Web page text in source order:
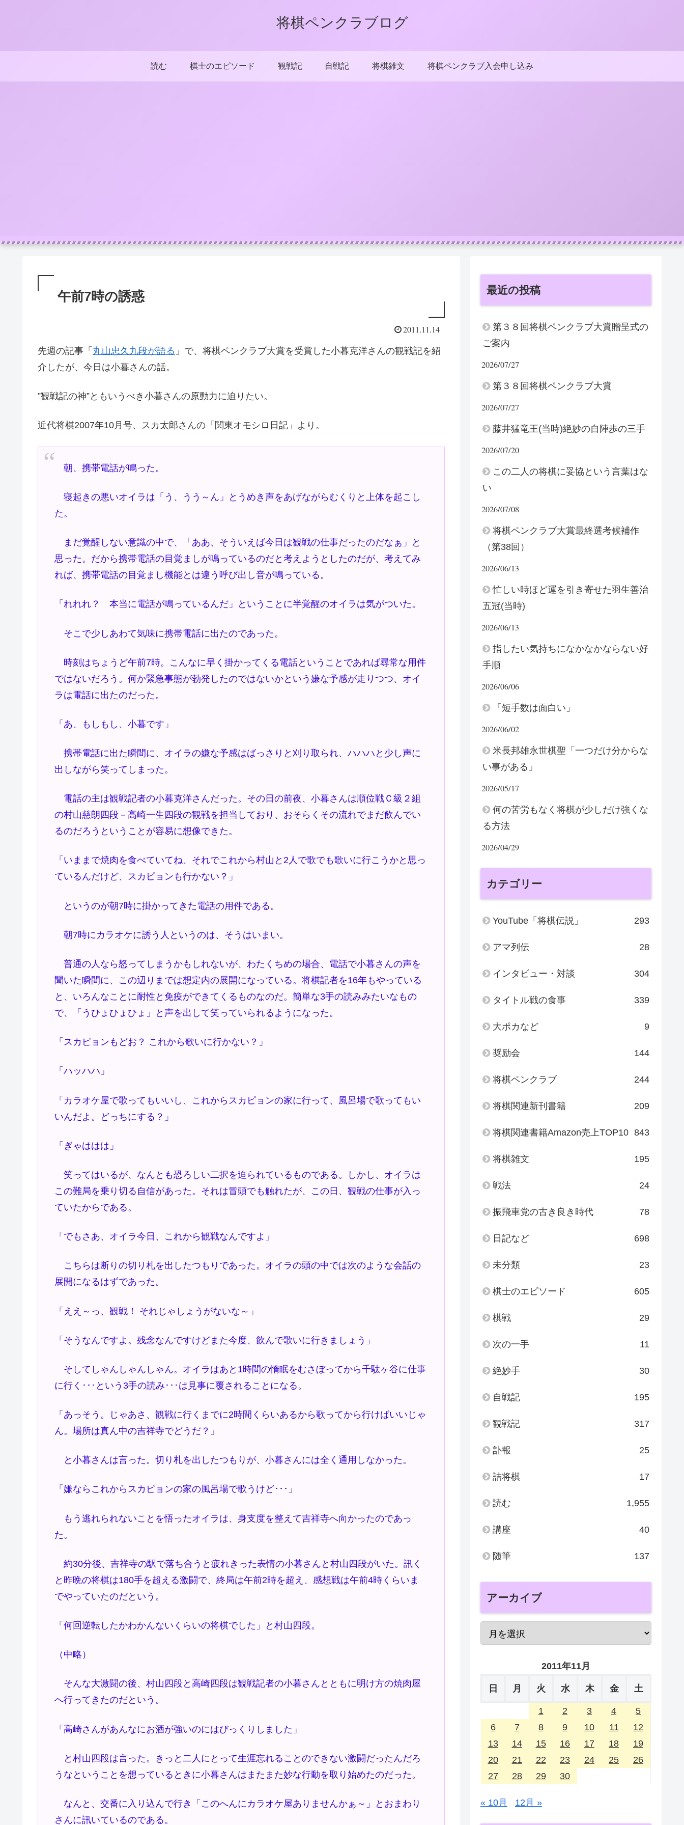
将棋ペンクラブログ
読む 棋士のエピソード 観戦記 自戦記 将棋雑文 将棋ペンクラブ入会申し込み
午前7時の誘惑
2011.11.14
先週の記事「 丸山忠久九段が語る 」で、将棋ペンクラブ大賞を受賞した小暮克洋さんの観戦記を紹
介したが、今日は小暮さんの話。
”観戦記の神”ともいうべき小暮さんの原動力に迫りたい。
近代将棋2007年10月号、スカ太郎さんの「関東オモシロ日記」より。
朝、携帯電話が鳴った。
寝起きの悪いオイラは「う、うう～ん」とうめき声をあげながらむくりと上体を起こし
た。
まだ覚醒しない意識の中で、「ああ、そういえば今日は観戦の仕事だったのだなぁ」と
思った。だから携帯電話の目覚ましが鳴っているのだと考えようとしたのだが、考えてみ
れば、携帯電話の目覚まし機能とは違う呼び出し音が鳴っている。
「れれれ？ 本当に電話が鳴っているんだ」ということに半覚醒のオイラは気がついた。
そこで少しあわて気味に携帯電話に出たのであった。
時刻はちょうど午前7時。こんなに早く掛かってくる電話ということであれば尋常な用件
ではないだろう。何か緊急事態が勃発したのではないかという嫌な予感が走りつつ、オイ
ラは電話に出たのだった。
「あ、もしもし、小暮です」
携帯電話に出た瞬間に、オイラの嫌な予感はばっさりと刈り取られ、ハハハと少し声に
出しながら笑ってしまった。
電話の主は観戦記者の小暮克洋さんだった。その日の前夜、小暮さんは順位戦Ｃ級２組
の村山慈朗四段－高崎一生四段の観戦を担当しており、おそらくその流れでまだ飲んでい
るのだろうということが容易に想像できた。
「いままで焼肉を食べていてね、それでこれから村山と2人で歌でも歌いに行こうかと思っ
ているんだけど、スカピョンも行かない？」
というのが朝7時に掛かってきた電話の用件である。
朝7時にカラオケに誘う人というのは、そうはいまい。
普通の人なら怒ってしまうかもしれないが、わたくちめの場合、電話で小暮さんの声を
聞いた瞬間に、この辺りまでは想定内の展開になっている。将棋記者を16年もやっている
と、いろんなことに耐性と免疫ができてくるものなのだ。簡単な3手の読みみたいなもの
で、「うひょひょひょ」と声を出して笑っていられるようになった。
「スカピョンもどお？ これから歌いに行かない？」
「ハッハハ」
「カラオケ屋で歌ってもいいし、これからスカピョンの家に行って、風呂場で歌ってもい
いんだよ。どっちにする？」
「ぎゃははは」
笑ってはいるが、なんとも恐ろしい二択を迫られているものである。しかし、オイラは
この難局を乗り切る自信があった。それは冒頭でも触れたが、この日、観戦の仕事が入っ
ていたからである。
「でもさあ、オイラ今日、これから観戦なんですよ」
こちらは断りの切り札を出したつもりであった。オイラの頭の中では次のような会話の
展開になるはずであった。
「ええ～っ、観戦！ それじゃしょうがないな～」
「そうなんですよ。残念なんですけどまた今度、飲んで歌いに行きましょう」
そしてしゃんしゃんしゃん。オイラはあと1時間の惰眠をむさぼってから千駄ヶ谷に仕事
に行く･･･という3手の読み･･･は見事に覆されることになる。
「あっそう。じゃあさ、観戦に行くまでに2時間くらいあるから歌ってから行けばいいじゃ
ん。場所は真ん中の吉祥寺でどうだ？」
と小暮さんは言った。切り札を出したつもりが、小暮さんには全く通用しなかった。
「嫌ならこれからスカピョンの家の風呂場で歌うけど･･･」
もう逃れられないことを悟ったオイラは、身支度を整えて吉祥寺へ向かったのであっ
た。
約30分後、吉祥寺の駅で落ち合うと疲れきった表情の小暮さんと村山四段がいた。訊く
と昨晩の将棋は180手を超える激闘で、終局は午前2時を超え、感想戦は午前4時くらいま
でやっていたのだという。
「何回逆転したかわかんないくらいの将棋でした」と村山四段。
（中略）
そんな大激闘の後、村山四段と高崎四段は観戦記者の小暮さんとともに明け方の焼肉屋
へ行ってきたのだという。
「高崎さんがあんなにお酒が強いのにはびっくりしました」
と村山四段は言った。きっと二人にとって生涯忘れることのできない激闘だったんだろ
うなということを想っているときに小暮さんはまたまた妙な行動を取り始めたのだった。
なんと、交番に入り込んで行き「このへんにカラオケ屋ありませんかぁ～」とおまわり
さんに訊いているのである。
最近の投稿
第３８回将棋ペンクラブ大賞贈呈式の
ご案内
2026/07/27
第３８回将棋ペンクラブ大賞
2026/07/27
藤井猛竜王(当時)絶妙の自陣歩の三手
2026/07/20
この二人の将棋に妥協という言葉はな
い
2026/07/08
将棋ペンクラブ大賞最終選考候補作
（第38回）
2026/06/13
忙しい時ほど運を引き寄せた羽生善治
五冠(当時)
2026/06/13
指したい気持ちになかなかならない好
手順
2026/06/06
「短手数は面白い」
2026/06/02
米長邦雄永世棋聖「一つだけ分からな
い事がある」
2026/05/17
何の苦労もなく将棋が少しだけ強くな
る方法
2026/04/29
カテゴリー
YouTube「将棋伝説」 293
アマ列伝 28
インタビュー・対談 304
タイトル戦の食事 339
大ポカなど 9
奨励会 144
将棋ペンクラブ 244
将棋関連新刊書籍 209
将棋関連書籍Amazon売上TOP10 843
将棋雑文 195
戦法 24
振飛車党の古き良き時代 78
日記など 698
未分類 23
棋士のエピソード 605
棋戦 29
次の一手 11
絶妙手 30
自戦記 195
観戦記 317
訃報 25
詰将棋 17
読む 1,955
講座 40
随筆 137
アーカイブ
2011年11月
日 月 火 水 木 金 土
1 2 3 4
5
6
7 8 9 10 11
12
13
14 15 16 17 18
19
20
21 22 23 24 25
26
27
28 29 30
« 10月 12月 »